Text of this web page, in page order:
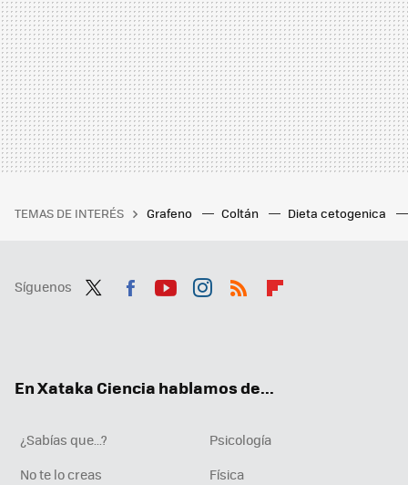
TEMAS DE INTERÉS Grafeno Coltán Dieta cetogenica
Síguenos
En Xataka Ciencia hablamos de...
¿Sabías que...?
Psicología
No te lo creas
Física